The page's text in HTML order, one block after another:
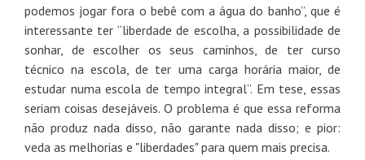
podemos jogar fora o bebê com a água do banho”, que é
interessante ter “liberdade de escolha, a possibilidade de
sonhar, de escolher os seus caminhos, de ter curso
técnico na escola, de ter uma carga horária maior, de
estudar numa escola de tempo integral”. Em tese, essas
seriam coisas desejáveis. O problema é que essa reforma
não produz nada disso, não garante nada disso; e pior:
veda as melhorias e "liberdades" para quem mais precisa.